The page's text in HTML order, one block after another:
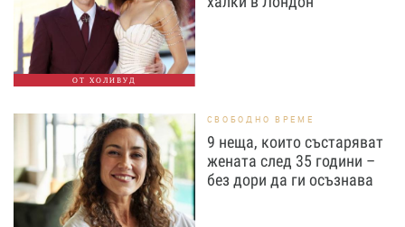
ОТ ХОЛИВУД
СВОБОДНО ВРЕМЕ
9 неща, които състаряват
жената след 35 години –
без дори да ги осъзнава